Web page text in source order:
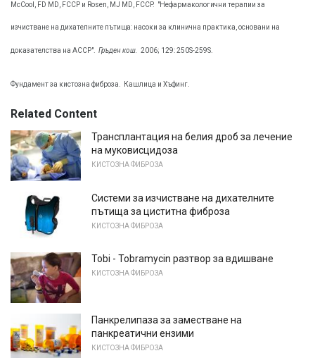
McCool, FD MD, FCCP и Rosen, MJ MD, FCCP. "Нефармакологични терапии за
изчистване на дихателните пътища: насоки за клинична практика, основани на
доказателства на ACCP". Гръден кош. 2006; 129: 250S-259S.
Фундамент за кистозна фиброза. Кашлица и Хъфинг.
Related Content
Трансплантация на белия дроб за лечение
на муковисцидоза
КИСТОЗНА ФИБРОЗА
Системи за изчистване на дихателните
пътища за циститна фиброза
КИСТОЗНА ФИБРОЗА
Tobi - Tobramycin разтвор за вдишване
КИСТОЗНА ФИБРОЗА
Панкрелипаза за заместване на
панкреатични ензими
КИСТОЗНА ФИБРОЗА